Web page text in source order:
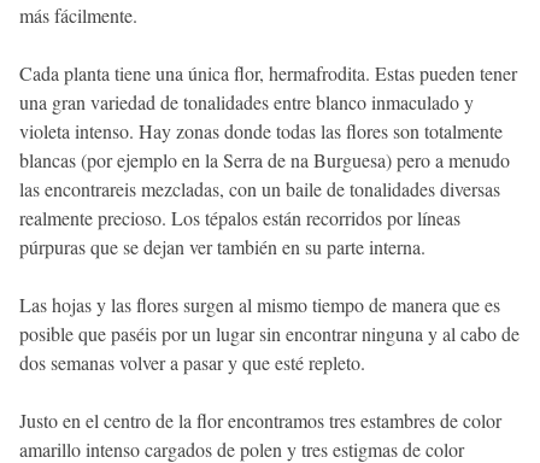
más fácilmente.
Cada planta tiene una única flor, hermafrodita. Estas pueden tener
una gran variedad de tonalidades entre blanco inmaculado y
violeta intenso. Hay zonas donde todas las flores son totalmente
blancas (por ejemplo en la Serra de na Burguesa) pero a menudo
las encontrareis mezcladas, con un baile de tonalidades diversas
realmente precioso. Los tépalos están recorridos por líneas
púrpuras que se dejan ver también en su parte interna.
Las hojas y las flores surgen al mismo tiempo de manera que es
posible que paséis por un lugar sin encontrar ninguna y al cabo de
dos semanas volver a pasar y que esté repleto.
Justo en el centro de la flor encontramos tres estambres de color
amarillo intenso cargados de polen y tres estigmas de color